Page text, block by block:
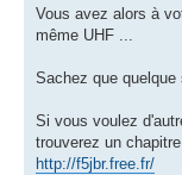
Vous avez alors à
même UHF ...
Sachez que
Si vous voulez
trouverez un
http://f5jbr.free.fr/